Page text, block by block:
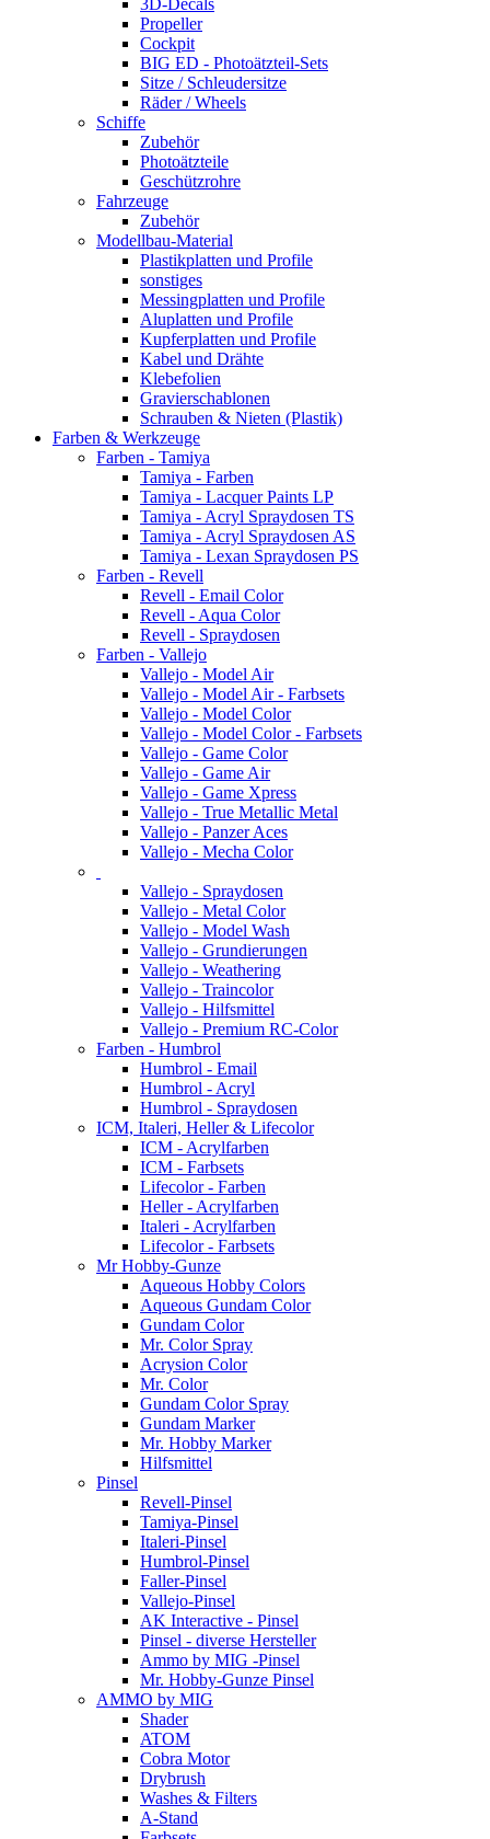
3D-Decals
Propeller
Cockpit
BIG ED - Photoätzteil-Sets
Sitze / Schleudersitze
Räder / Wheels
Schiffe
Zubehör
Photoätzteile
Geschützrohre
Fahrzeuge
Zubehör
Modellbau-Material
Plastikplatten und Profile
sonstiges
Messingplatten und Profile
Aluplatten und Profile
Kupferplatten und Profile
Kabel und Drähte
Klebefolien
Gravierschablonen
Schrauben & Nieten (Plastik)
Farben & Werkzeuge
Farben - Tamiya
Tamiya - Farben
Tamiya - Lacquer Paints LP
Tamiya - Acryl Spraydosen TS
Tamiya - Acryl Spraydosen AS
Tamiya - Lexan Spraydosen PS
Farben - Revell
Revell - Email Color
Revell - Aqua Color
Revell - Spraydosen
Farben - Vallejo
Vallejo - Model Air
Vallejo - Model Air - Farbsets
Vallejo - Model Color
Vallejo - Model Color - Farbsets
Vallejo - Game Color
Vallejo - Game Air
Vallejo - Game Xpress
Vallejo - True Metallic Metal
Vallejo - Panzer Aces
Vallejo - Mecha Color
Vallejo - Spraydosen
Vallejo - Metal Color
Vallejo - Model Wash
Vallejo - Grundierungen
Vallejo - Weathering
Vallejo - Traincolor
Vallejo - Hilfsmittel
Vallejo - Premium RC-Color
Farben - Humbrol
Humbrol - Email
Humbrol - Acryl
Humbrol - Spraydosen
ICM, Italeri, Heller & Lifecolor
ICM - Acrylfarben
ICM - Farbsets
Lifecolor - Farben
Heller - Acrylfarben
Italeri - Acrylfarben
Lifecolor - Farbsets
Mr Hobby-Gunze
Aqueous Hobby Colors
Aqueous Gundam Color
Gundam Color
Mr. Color Spray
Acrysion Color
Mr. Color
Gundam Color Spray
Gundam Marker
Mr. Hobby Marker
Hilfsmittel
Pinsel
Revell-Pinsel
Tamiya-Pinsel
Italeri-Pinsel
Humbrol-Pinsel
Faller-Pinsel
Vallejo-Pinsel
AK Interactive - Pinsel
Pinsel - diverse Hersteller
Ammo by MIG -Pinsel
Mr. Hobby-Gunze Pinsel
AMMO by MIG
Shader
ATOM
Cobra Motor
Drybrush
Washes & Filters
A-Stand